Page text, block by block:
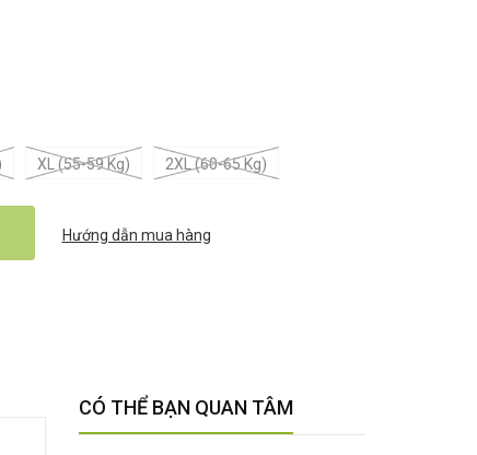
XL (55-59 Kg) 2XL (60-65 Kg)
Hướng dẫn mua hàng
CÓ THỂ BẠN QUAN TÂM